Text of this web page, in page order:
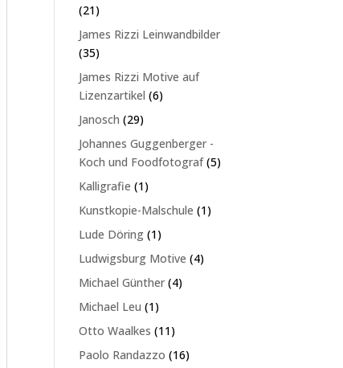
2121
Produkte
James Rizzi Leinwandbilder
3535
Produkte
James Rizzi Motive auf
Lizenzartikel 66
Janosch 2929
Produkte
Johannes Guggenberger -
Koch und Foodfotograf 55
Kalligrafie 11
Produkt
Kunstkopie-Malschule 11
Lude Döring 11
Produkt
Ludwigsburg Motive 44
Michael Günther 44
Michael Leu 11
Produkt
Otto Waalkes 1111
Produkte
Paolo Randazzo 1616